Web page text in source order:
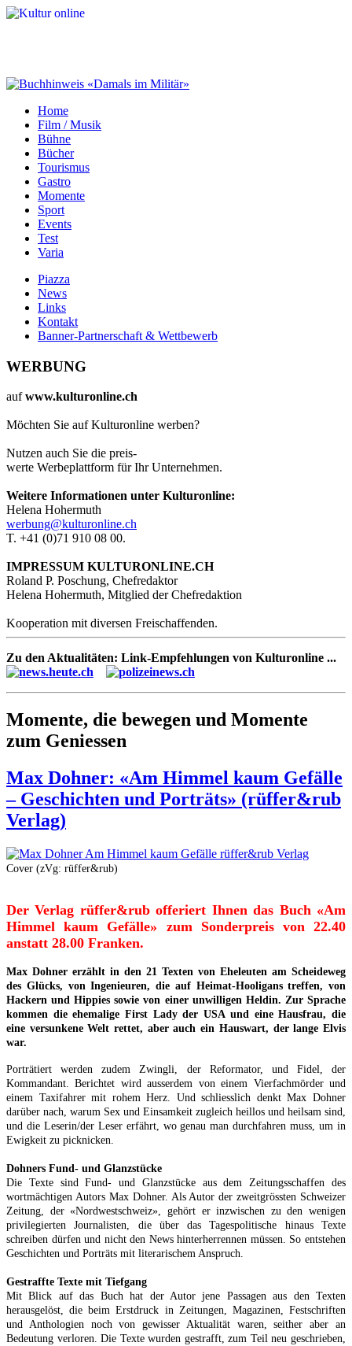
Home
Film / Musik
Bühne
Bücher
Tourismus
Gastro
Momente
Sport
Events
Test
Varia
Piazza
News
Links
Kontakt
Banner-Partnerschaft & Wettbewerb
WERBUNG
aufwww.kulturonline.ch
Möchten Sie auf Kulturonline werben?
Nutzen auch Sie die preis-
werte Werbeplattform für Ihr Unternehmen.
Weitere Informationen unter Kulturonline:
Helena Hohermuth
werbung@kulturonline.ch
T. +41 (0)71 910 08 00.
IMPRESSUM KULTURONLINE.CH
Roland P. Poschung, Chefredaktor
Helena Hohermuth, Mitglied der Chefredaktion
Kooperation mit diversen Freischaffenden.
Zu den Aktualitäten: Link-Empfehlungen von Kulturonline ...
Momente, die bewegen und Momente
zum Geniessen
Max Dohner: «Am Himmel kaum Gefälle
– Geschichten und Porträts» (rüffer&rub
Verlag)
Cover (zVg: rüffer&rub)
Der Verlag rüffer&rub offeriert Ihnen das Buch «Am
Himmel kaum Gefälle» zum Sonderpreis von 22.40
anstatt 28.00 Franken.
Max Dohner erzählt in den 21 Texten von Eheleuten am Scheideweg
des Glücks, von Ingenieuren, die auf Heimat-Hooligans treffen, von
Hackern und Hippies sowie von einer unwilligen Heldin. Zur Sprache
kommen die ehemalige First Lady der USA und eine Hausfrau, die
eine versunkene Welt rettet, aber auch ein Hauswart, der lange Elvis
war.
Porträtiert werden zudem Zwingli, der Reformator, und Fidel, der
Kommandant. Berichtet wird ausserdem von einem Vierfachmörder und
einem Taxifahrer mit rohem Herz. Und schliesslich denkt Max Dohner
darüber nach, warum Sex und Einsamkeit zugleich heillos und heilsam sind,
und die Leserin/der Leser erfährt, wo genau man durchfahren muss, um in
Ewigkeit zu picknicken.
Dohners Fund- und Glanzstücke
Die Texte sind Fund- und Glanzstücke aus dem Zeitungsschaffen des
wortmächtigen Autors Max Dohner. Als Autor der zweitgrössten Schweizer
Zeitung, der «Nordwestschweiz», gehört er inzwischen zu den wenigen
privilegierten Journalisten, die über das Tagespolitische hinaus Texte
schreiben dürfen und nicht den News hinterherrennen müssen. So entstehen
Geschichten und Porträts mit literarischem Anspruch.
Gestraffte Texte mit Tiefgang
Mit Blick auf das Buch hat der Autor jene Passagen aus den Texten
herausgelöst, die beim Erstdruck in Zeitungen, Magazinen, Festschriften
und Anthologien noch von gewisser Aktualität waren, seither aber an
Bedeutung verloren. Die Texte wurden gestrafft, zum Teil neu geschrieben,